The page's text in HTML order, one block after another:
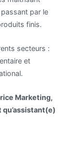
par le
finis.
secteurs :
et
Marketing,